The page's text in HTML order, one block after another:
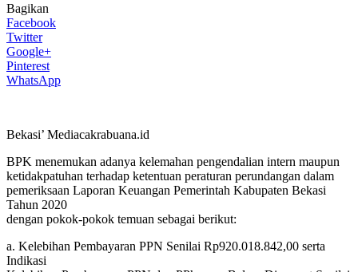
Bagikan
Facebook
Twitter
Google+
Pinterest
WhatsApp
Bekasi’ Mediacakrabuana.id
BPK menemukan adanya kelemahan pengendalian intern maupun
ketidakpatuhan terhadap ketentuan peraturan perundangan dalam
pemeriksaan Laporan Keuangan Pemerintah Kabupaten Bekasi
Tahun 2020
dengan pokok-pokok temuan sebagai berikut:
a. Kelebihan Pembayaran PPN Senilai Rp920.018.842,00 serta
Indikasi